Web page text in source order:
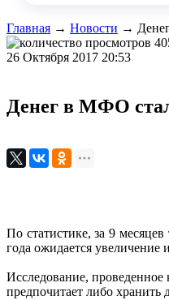
Главная → Новости →
26 Октября 2017 20:53
Денег в МФО
По статистике, за 9
года ожидается увеличение
Исследование, проведенное
предпочитает либо